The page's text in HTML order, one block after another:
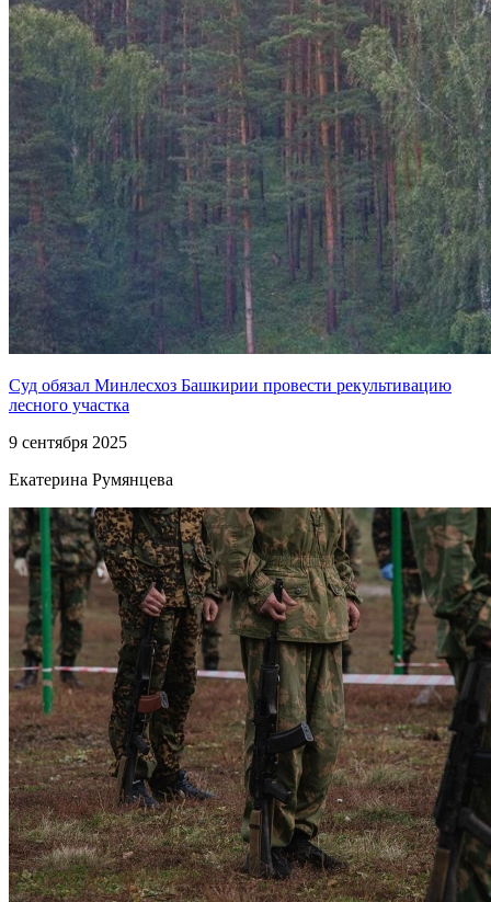
Суд обязал Минлесхоз Башкирии провести рекультивацию
лесного участка
9 сентября 2025
Екатерина Румянцева